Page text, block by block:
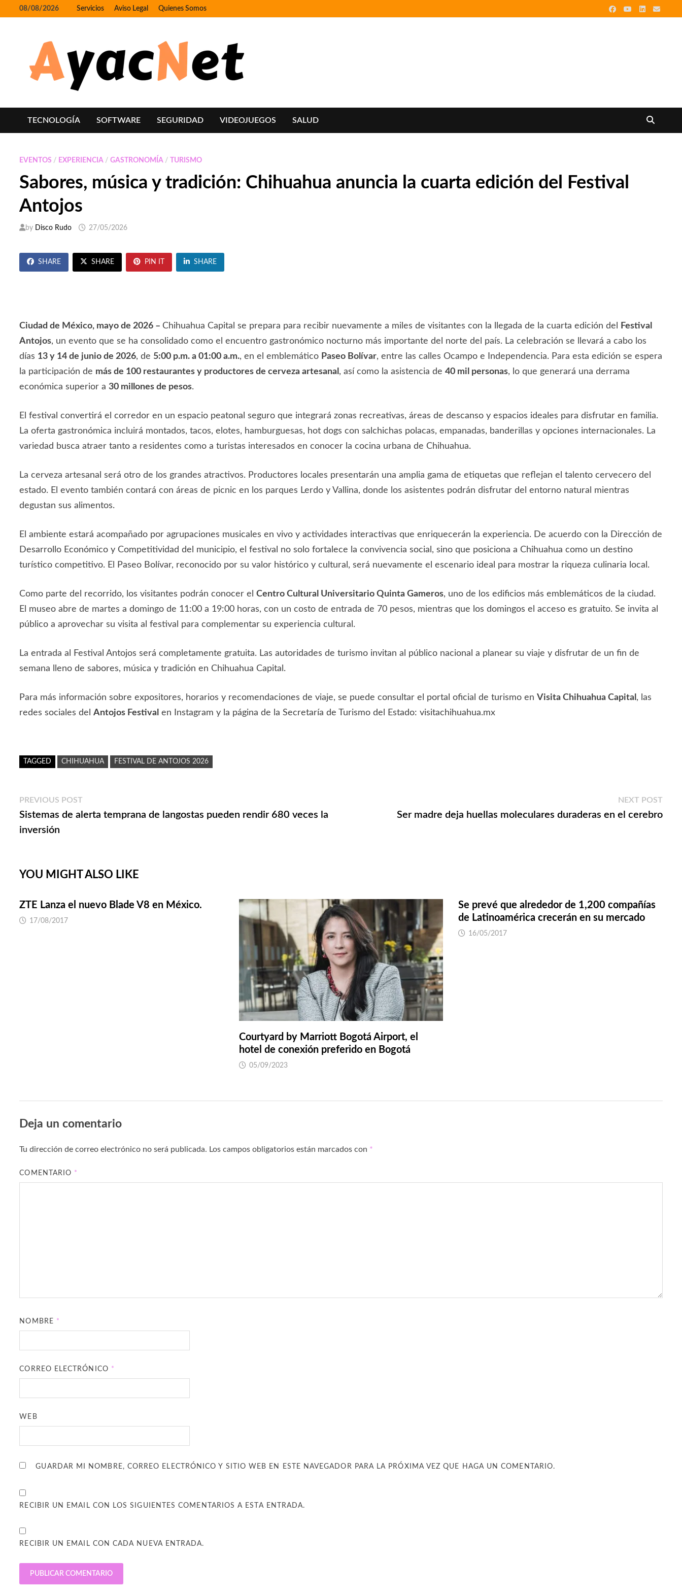
to
08/08/2026 Servicios Aviso Legal Quienes Somos
TECNOLOGÍA SOFTWARE SEGURIDAD VIDEOJUEGOS SALUD
EVENTOS / EXPERIENCIA /GASTRONOMÍA / TURISMO
Sabores, música y tradición: Chihuahua anuncia la cuarta edición del Festival
Antojos
by Disco Rudo 27/05/2026
SHARE SHARE PIN IT SHARE
Ciudad de México, mayo de 2026 – Chihuahua Capital se prepara para recibir nuevamente a miles de visitantes con la llegada de la cuarta edición del
Festival
Antojos, un evento que se ha consolidado como el encuentro gastronómico nocturno más importante del norte del país. La celebración se llevará a cabo los
días 13 y 14 de junio de 2026, de 5:00 p.m. a 01:00 a.m., en el emblemático Paseo Bolívar, entre las calles Ocampo e Independencia. Para esta edición se espera
la participación de más de 100 restaurantes y productores de cerveza artesanal , así como la asistencia de40 mil personas, lo que generará una derrama
económica superior a30 millones de pesos.
El festival convertirá el corredor en un espacio peatonal seguro que integrará zonas recreativas, áreas de descanso y espacios ideales para disfrutar en familia.
La oferta gastronómica incluirá montados, tacos, elotes, hamburguesas, hot dogs con salchichas polacas, empanadas, banderillas y opciones internacionales. La
variedad busca atraer tanto a residentes como a turistas interesados en conocer la cocina urbana de Chihuahua.
La cerveza artesanal será otro de los grandes atractivos. Productores locales presentarán una amplia gama de etiquetas que reflejan el talento cervecero del
estado. El evento también contará con áreas de picnic en los parques Lerdo y Vallina, donde los asistentes podrán disfrutar del entorno natural mientras
degustan sus alimentos.
El ambiente estará acompañado por agrupaciones musicales en vivo y actividades interactivas que enriquecerán la experiencia. De acuerdo con la Dirección de
Desarrollo Económico y Competitividad del municipio, el festival no solo fortalece la convivencia social, sino que posiciona a Chihuahua como un destino
turístico competitivo. El Paseo Bolívar, reconocido por su valor histórico y cultural, será nuevamente el escenario ideal para mostrar la riqueza culinaria local.
Como parte del recorrido, los visitantes podrán conocer elCentro Cultural Universitario Quinta Gameros, uno de los edificios más emblemáticos de la ciudad.
El museo abre de martes a domingo de 11:00 a 19:00 horas, con un costo de entrada de 70 pesos, mientras que los domingos el acceso es gratuito. Se invita al
público a aprovechar su visita al festival para complementar su experiencia cultural.
La entrada al Festival Antojos será completamente gratuita. Las autoridades de turismo invitan al público nacional a planear su viaje y disfrutar de un fin de
semana lleno de sabores, música y tradición en Chihuahua Capital.
Para más información sobre expositores, horarios y recomendaciones de viaje, se puede consultar el portal oficial de turismo enVisita Chihuahua Capital , las
redes sociales delAntojos Festival en Instagram y la página de la Secretaría de Turismo del Estado: visitachihuahua.mx
TAGGED CHIHUAHUA FESTIVAL DE ANTOJOS 2026
Navegación
de
PREVIOUS POST
post:
Sistemas de alerta temprana de langostas pueden rendir 680 veces la
inversión
NEXT POSTNext
post:
Ser madre deja huellas moleculares duraderas en el cerebro
YOU MIGHT ALSO LIKE
ZTE Lanza el nuevo Blade V8 en México.
17/08/2017
Courtyard by Marriott Bogotá Airport, el
hotel de conexión preferido en Bogotá
05/09/2023
Se prevé que alrededor de 1,200 compañías
de Latinoamérica crecerán en su mercado
16/05/2017
Deja un comentario
Tu dirección de correo electrónico no será publicada. Los campos obligatorios están marcados con *
COMENTARIO *
NOMBRE *
CORREO ELECTRÓNICO *
WEB
GUARDAR MI NOMBRE, CORREO ELECTRÓNICO Y SITIO WEB EN ESTE NAVEGADOR PARA LA PRÓXIMA VEZ QUE HAGA UN COMENTARIO.
RECIBIR UN EMAIL CON LOS SIGUIENTES COMENTARIOS A ESTA ENTRADA.
RECIBIR UN EMAIL CON CADA NUEVA ENTRADA.